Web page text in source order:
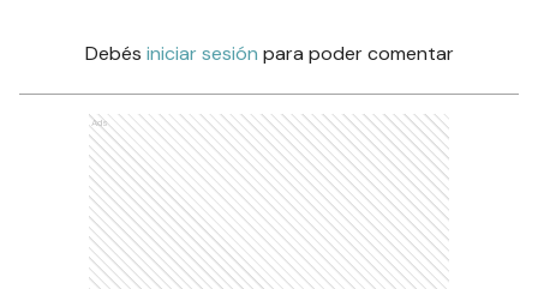
Debés iniciar sesión para poder comentar
Ads